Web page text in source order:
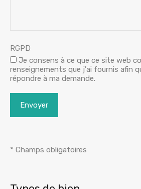
RGPD
Je consens à ce que ce site web
renseignements que j'ai fournis afin
répondre à ma demande.
* Champs obligatoires